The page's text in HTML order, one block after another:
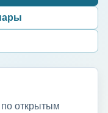
по открытым